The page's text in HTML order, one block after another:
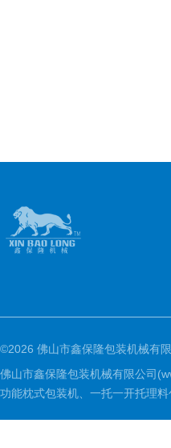
©2026 佛山市鑫保隆包装机械有
佛山市鑫保隆包装机械有限公司
功能枕式包装机、一托一开托理